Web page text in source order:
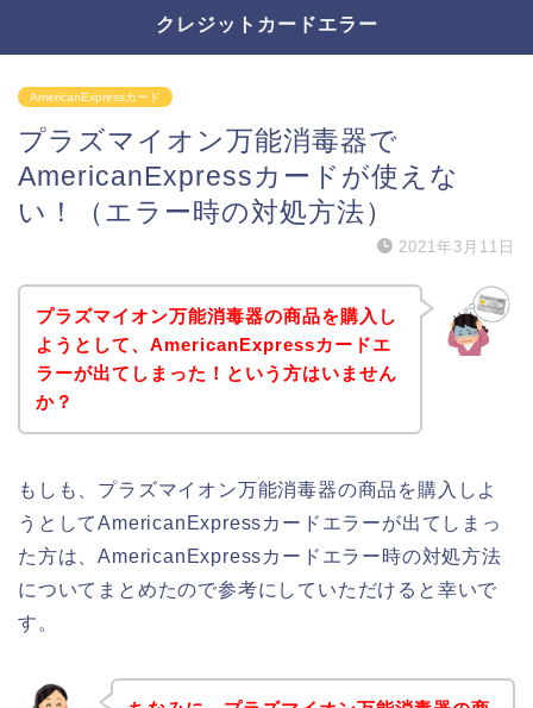
クレジットカードエラー
AmericanExpressカード
プラズマイオン万能消毒器で
AmericanExpressカードが使えな
い！（エラー時の対処方法）
2021年3月11日
プラズマイオン万能消毒器の商品を購入し
ようとして、AmericanExpressカードエ
ラーが出てしまった！という方はいません
か？
もしも、プラズマイオン万能消毒器の商品を購入しよ
うとしてAmericanExpressカードエラーが出てしまっ
た方は、AmericanExpressカードエラー時の対処方法
についてまとめたので参考にしていただけると幸いで
す。